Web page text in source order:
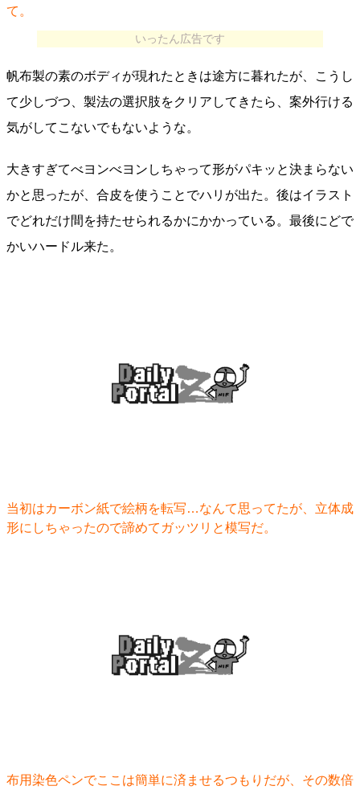
て。
いったん広告です
帆布製の素のボディが現れたときは途方に暮れたが、こうし
て少しづつ、製法の選択肢をクリアしてきたら、案外行ける
気がしてこないでもないような。
大きすぎてべヨンべヨンしちゃって形がパキッと決まらない
かと思ったが、合皮を使うことでハリが出た。後はイラスト
でどれだけ間を持たせられるかにかかっている。最後にどで
かいハードル来た。
当初はカーボン紙で絵柄を転写…なんて思ってたが、立体成
形にしちゃったので諦めてガッツリと模写だ。
布用染色ペンでここは簡単に済ませるつもりだが、その数倍